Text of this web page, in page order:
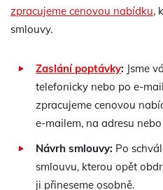
zpracujeme cenovou nabídku,
smlouvy.
Zaslání poptávky: Jsme
telefonicky nebo po e-
zpracujeme cenovou
e-mailem, na adresu
Návrh smlouvy: Po
smlouvu, kterou opět
ji přineseme osobně.